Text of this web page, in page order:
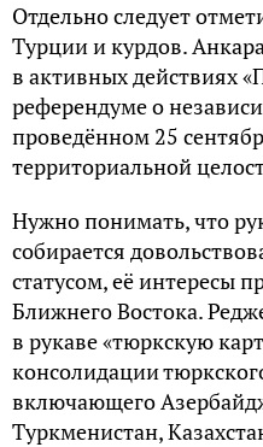
Отдельно следует
Турции и курдов.
в активных действиях
референдуме о
проведённом 25
территориальной
Нужно понимать, что
собирается
статусом, её интересы
Ближнего Востока.
в рукаве «тюркскую
консолидации
включающего
Туркменистан,